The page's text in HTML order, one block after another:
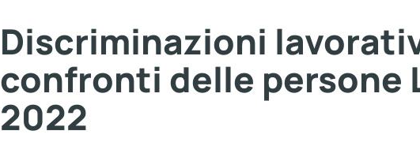
Discriminazioni
confronti delle persone
2022